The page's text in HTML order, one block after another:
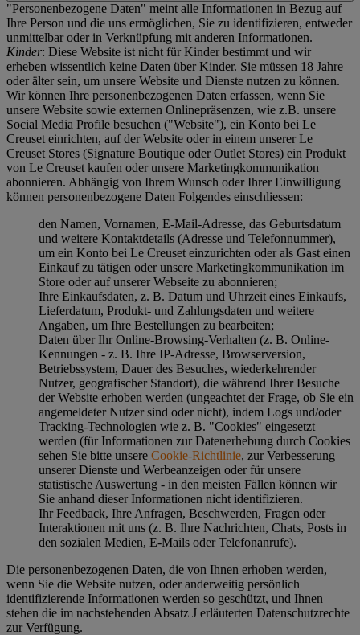
"Personenbezogene Daten" meint alle Informationen in Bezug auf
Ihre Person und die uns ermöglichen, Sie zu identifizieren, entweder
unmittelbar oder in Verknüpfung mit anderen Informationen.
Kinder: Diese Website ist nicht für Kinder bestimmt und wir
erheben wissentlich keine Daten über Kinder. Sie müssen 18 Jahre
oder älter sein, um unsere Website und Dienste nutzen zu können.
Wir können Ihre personenbezogenen Daten erfassen, wenn Sie
unsere Website sowie externen Onlinepräsenzen, wie z.B. unsere
Social Media Profile besuchen ("Website"), ein Konto bei Le
Creuset einrichten, auf der Website oder in einem unserer Le
Creuset Stores (Signature Boutique oder Outlet Stores) ein Produkt
von Le Creuset kaufen oder unsere Marketingkommunikation
abonnieren. Abhängig von Ihrem Wunsch oder Ihrer Einwilligung
können personenbezogene Daten Folgendes einschliessen:
den Namen, Vornamen, E-Mail-Adresse, das Geburtsdatum
und weitere Kontaktdetails (Adresse und Telefonnummer),
um ein Konto bei Le Creuset einzurichten oder als Gast einen
Einkauf zu tätigen oder unsere Marketingkommunikation im
Store oder auf unserer Webseite zu abonnieren;
Ihre Einkaufsdaten, z. B. Datum und Uhrzeit eines Einkaufs,
Lieferdatum, Produkt- und Zahlungsdaten und weitere
Angaben, um Ihre Bestellungen zu bearbeiten;
Daten über Ihr Online-Browsing-Verhalten (z. B. Online-
Kennungen - z. B. Ihre IP-Adresse, Browserversion,
Betriebssystem, Dauer des Besuches, wiederkehrender
Nutzer, geografischer Standort), die während Ihrer Besuche
der Website erhoben werden (ungeachtet der Frage, ob Sie ein
angemeldeter Nutzer sind oder nicht), indem Logs und/oder
Tracking-Technologien wie z. B. "Cookies" eingesetzt
werden (für Informationen zur Datenerhebung durch Cookies
sehen Sie bitte unsere Cookie-Richtlinie, zur Verbesserung
unserer Dienste und Werbeanzeigen oder für unsere
statistische Auswertung - in den meisten Fällen können wir
Sie anhand dieser Informationen nicht identifizieren.
Ihr Feedback, Ihre Anfragen, Beschwerden, Fragen oder
Interaktionen mit uns (z. B. Ihre Nachrichten, Chats, Posts in
den sozialen Medien, E-Mails oder Telefonanrufe).
Die personenbezogenen Daten, die von Ihnen erhoben werden,
wenn Sie die Website nutzen, oder anderweitig persönlich
identifizierende Informationen werden so geschützt, und Ihnen
stehen die im nachstehenden Absatz J erläuterten Datenschutzrechte
zur Verfügung.